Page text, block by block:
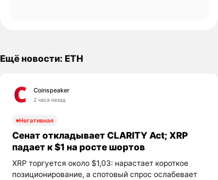
Ещё новости: ETH
Coinspeaker
2 часа назад
Негативная
Сенат откладывает CLARITY Act; XRP
падает к $1 на росте шортов
XRP торгуется около $1,03: нарастает короткое
позиционирование, а спотовый спрос ослабевает